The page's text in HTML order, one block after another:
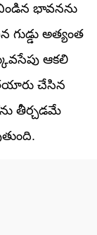
భావనను
గుడ్డు అత్యంత
ఆకలి
చేసిన
తీర్చడమే